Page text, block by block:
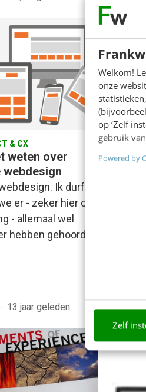
Welkom!
onze
op ‘Zelf
gebruik
Powered by
Zelf
& CX
weten over
Ik durf te
er - zeker hier op
- allemaal wel
hebben gehoord…
· 13 jaar geleden Ric van